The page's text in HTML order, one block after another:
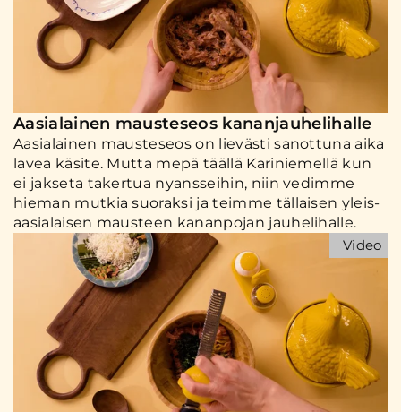
Aasialainen mausteseos kananjauhelihalle
Aasialainen mausteseos on lievästi sanottuna aika
lavea käsite. Mutta mepä täällä Kariniemellä kun
ei jakseta takertua nyansseihin, niin vedimme
hieman mutkia suoraksi ja teimme tällaisen yleis-
aasialaisen mausteen kananpojan jauhelihalle.